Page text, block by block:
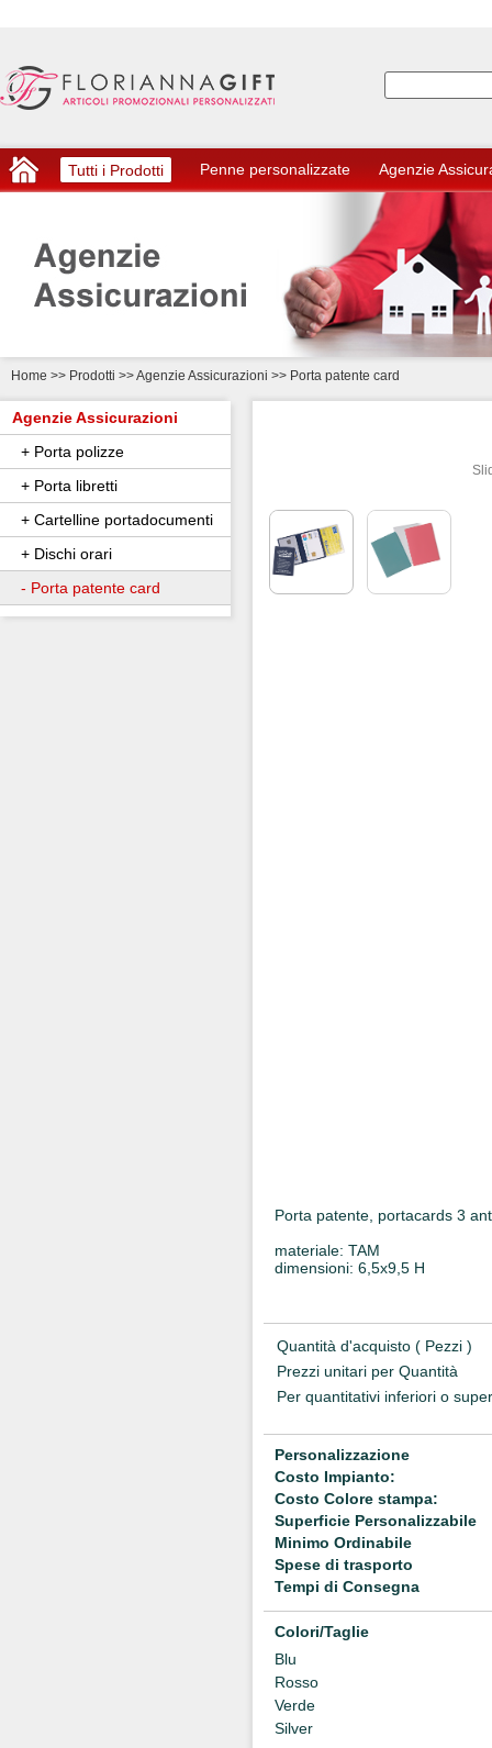
Tutti i Prodotti Penne personalizzate Agenzie
Home >> Prodotti >> Agenzie Assicurazioni >> Porta patente card
Agenzie Assicurazioni
+ Porta polizze
+ Porta libretti
+ Cartelline portadocumenti
+ Dischi orari
- Porta patente card
Porta patente, portacards 3
materiale: TAM
dimensioni: 6,5x9,5 H
Quantità d'acquisto ( Pezzi )
Prezzi unitari per Quantità
Per quantitativi inferiori o
Personalizzazione
Costo Impianto:
Costo Colore stampa:
Superficie Personalizzabile
Minimo Ordinabile
Spese di trasporto
Tempi di Consegna
Colori/Taglie
Blu
Rosso
Verde
Silver